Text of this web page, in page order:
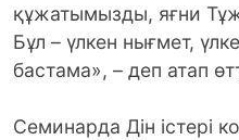
құжатымызды, яғни
Бұл – үлкен нығмет,
бастама», – деп атап
Семинарда Дін істері